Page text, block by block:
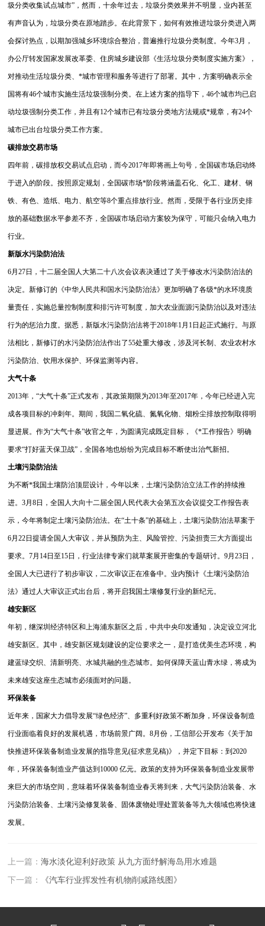
圾分类收集试点城市”，然而，十余年过去，垃圾分类效果并不明显，业内甚至
有声音认为，垃圾分类在原地踏步。在此背景下，如何有效推进垃圾分类进入两
会探讨热点，以期加强城乡环境综合整治，普遍推行垃圾分类制度。今年3月，
办公厅转发国家发展改革委、住房城乡建设部《生活垃圾分类制度实施方案》，
对推动生活垃圾分类、*城市管理和服务等进行了部署。其中，方案明确表示全
国将有46个城市实施生活垃圾强制分类。在上述方案的指导下，46个城市均已启
动垃圾强制分类工作，并且有12个城市已有垃圾分类地方法规或*规章，有24个
城市已出台垃圾分类工作方案。
碳排放交易市场
四年前，碳排放权交易试点启动，而今2017年即将画上句号，全国碳市场启动终
于进入的阶段。按照原定规划，全国碳市场*阶段将涵盖石化、化工、建材、钢
铁、有色、造纸、电力、航空等8个重点排放行业。然而，受限于各行业历史排
放的基础数据水平参差不齐，全国碳市场启动方案较为保守，可能只会纳入电力
行业。
新版水污染防治法
6月27日，十二届全国人大第二十八次会议表决通过了关于修改水污染防治法的
决定。新修订的《中华人民共和国水污染防治法》更加明确了各级*的水环境质
量责任，实施总量控制制度和排污许可制度，加大农业面源污染防治以及对违法
行为的惩治力度。据悉，新版水污染防治法将于2018年1月1日起正式施行。与原
法相比，新修订的水污染防治法作出了55处重大修改，涉及河长制、农业农村水
污染防治、饮用水保护、环保监测等内容。
大气十条
2013年，“大气十条”正式发布，其政策期限为2013年至2017年，今年已经进入完
成各项目标的冲刺年。期间，我国二氧化硫、氮氧化物、烟粉尘排放控制取得明
显进展。作为“大气十条”收官之年，为圆满完成既定目标，《*工作报告》明确
要求“打好蓝天保卫战”，全国各地也纷纷为完成目标不断使出治气新招。
土壤污染防治法
为不断*我国土壤防治顶层设计，今年以来，土壤污染防治立法工作的持续推
进。3月8日，全国人大向十二届全国人民代表大会第五次会议提交工作报告表
示，今年将制定土壤污染防治法。在“土十条”的基础上，土壤污染防治法草案于
6月22日提请全国人大审议，并从预防为主、风险管控、污染担责三大方面提出
要求。7月14日至15日，行业法律专家们就草案展开密集的专题研讨。9月23日，
全国人大已进行了初步审议，二次审议正在准备中。业内预计《土壤污染防治
法》通过人大审议正式出台后，将开启我国土壤修复行业的新纪元。
雄安新区
年初，继深圳经济特区和上海浦东新区之后，中共中央印发通知，决定设立河北
雄安新区。其中，雄安新区规划建设的定位要求之一，是打造优美生态环境，构
建蓝绿交织、清新明亮、水城共融的生态城市。如何保障天蓝山青水绿，将成为
未来雄安这座生态城市必须面对的问题。
环保装备
近年来，国家大力倡导发展“绿色经济”、多重利好政策不断加身，环保设备制造
行业面临着良好的发展机遇，市场前景广阔。8月份，工信部公开发布《关于加
快推进环保装备制造业发展的指导意见(征求意见稿)》，并定下目标：到2020
年，环保装备制造业产值达到10000 亿元。政策的支持为环保装备制造业发展带
来巨大的市场空间，意味着环保装备制造业春天将到来，大气污染防治装备、水
污染防治装备、土壤污染修复装备、固体废物处理处置装备等九大领域也将快速
发展。
上一篇：海水淡化迎利好政策 从九方面纾解海岛用水难题
下一篇：
《汽车行业挥发性有机物削减路线图》